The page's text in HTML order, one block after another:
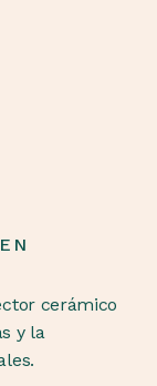
cerámico
y la